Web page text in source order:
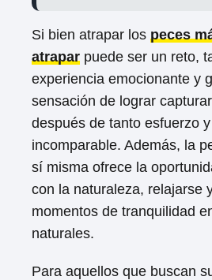
Si bien atrapar los peces
atrapar puede ser un reto,
experiencia emocionante y
sensación de lograr
después de tanto esfuerzo
incomparable. Además, la
sí misma ofrece la
con la naturaleza, relajarse
momentos de tranquilidad
naturales.
Para aquellos que buscan